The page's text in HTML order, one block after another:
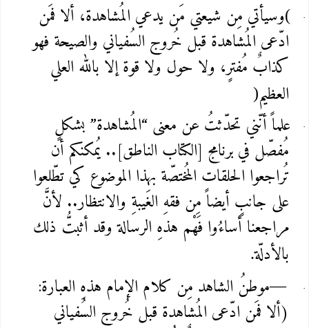
(وسيأتي مِن شيعتي مَن يدعي المُشاهدة، ألا فمَن
ادّعى المُشاهدة قبل خُروج السُفياني والصيحة فهو
كذابٌ مُفترٍ، ولا حول ولا قوة إلا بالله العلي
العظيم)
علماً أنّني تحدّثتُ عن معنى “المُشاهدة” بشكلٍ
مُفصّل في برنامج [الكتاب الناطق].. يُمكنكم أن
تُراجعوا الحلقات المُختصّة بهذا الموضوع كي تطّلعوا
على جانبٍ أيضاً مِن فقهِ الغَيبةِ والانتظار.. لأنَّ
مراجعنا أساءُوا فَهْم هذهِ الرسالة وقد أثبتُّ ذلك
بالأدلّة.
—موطنُ الشاهد مِن كلام الإمام هذهِ العبارة:
(ألا فمَن ادّعى المُشاهدة قبل خُروج السُفياني